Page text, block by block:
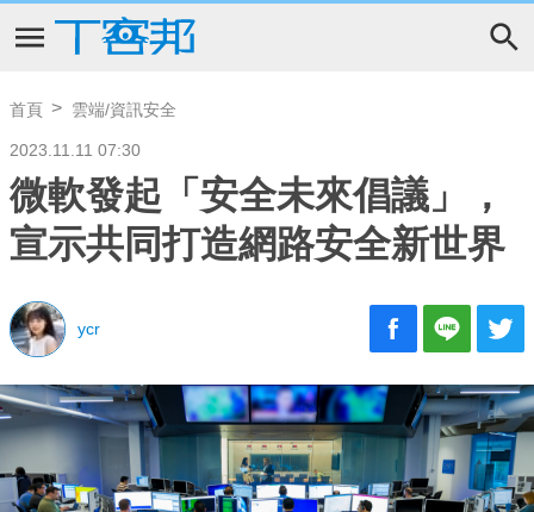
首頁 雲端/資訊安全
2023.11.11 07:30
微軟發起「安全未來倡議」，
宣示共同打造網路安全新世界
ycr